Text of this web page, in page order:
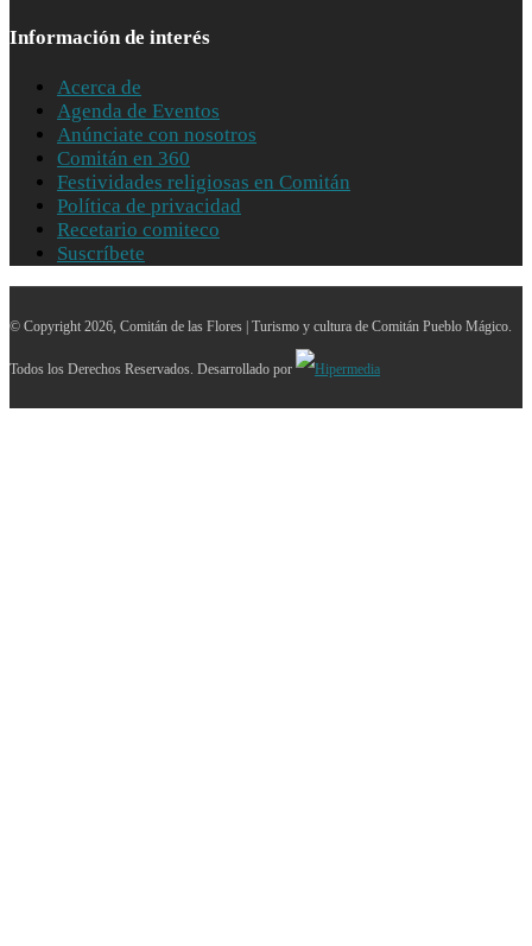
Información de interés
Acerca de
Agenda de Eventos
Anúnciate con nosotros
Comitán en 360
Festividades religiosas en Comitán
Política de privacidad
Recetario comiteco
Suscríbete
© Copyright 2026, Comitán de las Flores | Turismo y cultura de Comitán Pueblo Mágico.
Todos los Derechos Reservados. Desarrollado por